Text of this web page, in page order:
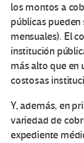
los montos a
públicas
mensuales). El
institución
más alto que en
costosas
Y, además, en
variedad de
expediente